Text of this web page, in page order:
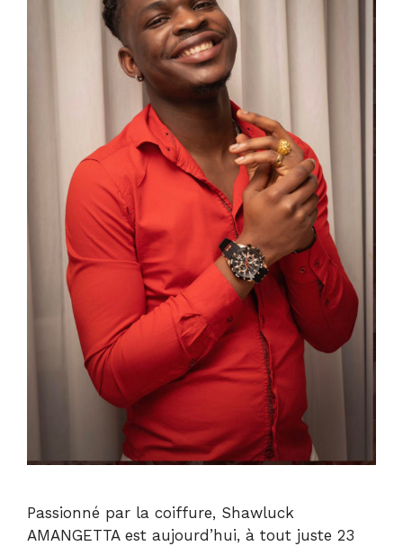
Passionné par la coiffure, Shawluck
AMANGETTA est aujourd’hui, à tout juste 23